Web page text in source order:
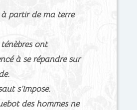
à partir de ma terre
ont
à se répandre sur
s’impose.
des hommes ne